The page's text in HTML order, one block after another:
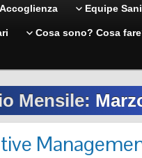
Equipe
Cosa sono? Cosa
Mensile: